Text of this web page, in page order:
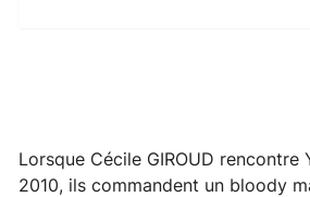
Lorsque Cécile GIROUD rencontre
2010, ils commandent un bloody